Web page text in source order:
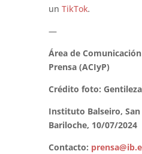
un TikTok.
—
Área de
Prensa (ACIyP)
Crédito foto: Gentileza
Instituto Balseiro, San
Bariloche, 10/07/2024
Contacto: